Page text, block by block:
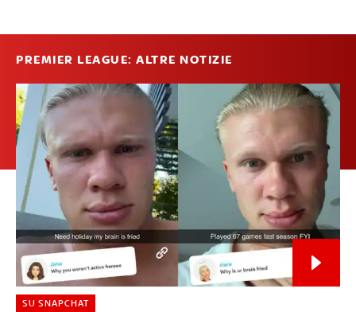
PREMIER LEAGUE: ALTRE NOTIZIE
SU SNAPCHAT